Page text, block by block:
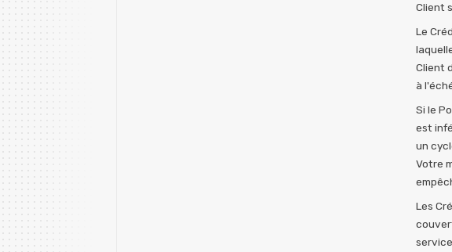
Client
Le
Client
à
Si le
est
un
Votre
Les